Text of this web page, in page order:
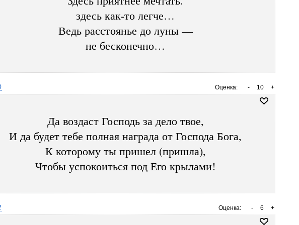
здесь как-то легче…
Ведь расстоянье до луны —
не бесконечно…
Оценка: +
10
-
Да воздаст Господь за дело твое,
И да будет тебе полная награда от Господа Бога,
К которому ты пришел (пришла),
Чтобы успокоиться под Его крылами!
Оценка: +
6
-